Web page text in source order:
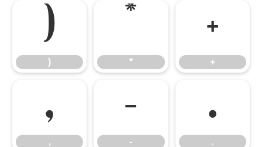
)
)
*
*
+
+
,
,
-
-
.
.